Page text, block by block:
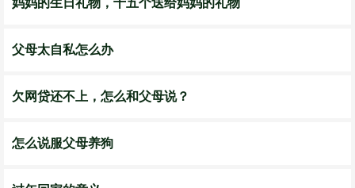
妈妈的生日礼物，十五个送给妈妈的礼物
父母太自私怎么办
欠网贷还不上，怎么和父母说？
怎么说服父母养狗